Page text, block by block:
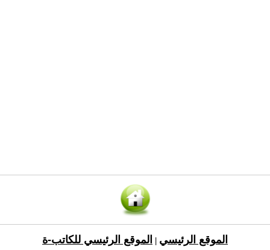
الموقع الرئيسي الموقع الرئيسي للكاتب-ة